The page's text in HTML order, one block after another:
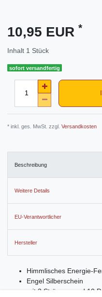
10,95 EUR *
Inhalt 1 Stück
sofort versandfertig
* inkl. ges. MwSt. zzgl. Versandkosten
Beschreibung
Weitere Details
EU-Verantwortlicher
Hersteller
Himmlisches Energie-
Engel Silberschein
mit 3 Strängen und 10